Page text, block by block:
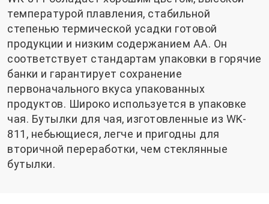
температурой плавления, стабильной
степенью термической усадки готовой
продукции и низким содержанием AA. Он
соответствует стандартам упаковки в горячие
банки и гарантирует сохранение
первоначального вкуса упакованных
продуктов. Широко используется в упаковке
чая. Бутылки для чая, изготовленные из WK-
811, небьющиеся, легче и пригодны для
вторичной переработки, чем стеклянные
бутылки.